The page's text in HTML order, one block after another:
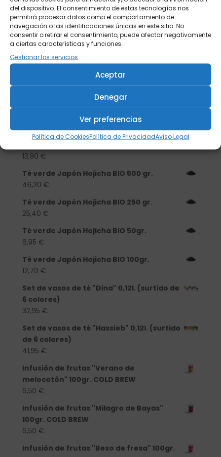
del dispositivo. El consentimiento de estas tecnologías nos
permitirá procesar datos como el comportamiento de
navegación o las identificaciones únicas en este sitio. No
consentir o retirar el consentimiento, puede afectar negativamente
a ciertas características y funciones.
Gestionar los servicios
Aceptar
Denegar
Ver preferencias
Política de CookiesPolítica de PrivacidadAviso Legal
Buscar
Tisanera "Christmas Cats" 0,25l.
13,90 €
Té verde Japón Hojicha BIO 500 gr.
46,20 €
Té verde Japón Hojicha BIO 250 gr.
25,40 €
Té verde Japón Hojicha BIO 50gr.
6,95 €
Té verde Japón Hojicha BIO 100gr.
12,70 €
Set de vasos de té "Dina" 0,12l. (surtido de
6 colores)
32,95 €
Set de vasos de té "Hassieb" 0,12l. (surtido
de 6 colores)
41,95 €
Infusión de frutas "Verano de
melocotón" 100gr. COLD BREW
6,50 €
Infusión de frutas "Milagro de Bayas"
100gr. COLD BREW
6,50 €
Infusión de frutas "Beso de fresa" 100gr.